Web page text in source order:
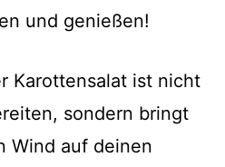
und genießen!
Karottensalat ist nicht
sondern bringt
Wind auf deinen